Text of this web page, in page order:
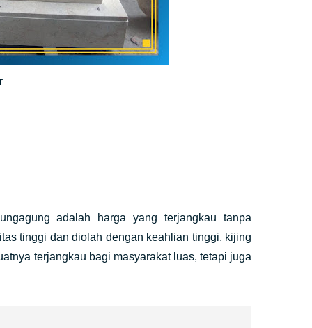
adalah harga yang terjangkau tanpa
tinggi dan diolah dengan keahlian tinggi, kijing
terjangkau bagi masyarakat luas, tetapi juga